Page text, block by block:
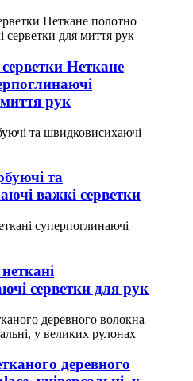
Неткане
рук
та
важкі серветки
серветки для рук
деревного